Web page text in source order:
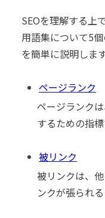
SEOを理解する上
用語集について5
を簡単に説明します
ページランク
ページランク
するための指標
被リンク
被リンクは、
ンクが張られる